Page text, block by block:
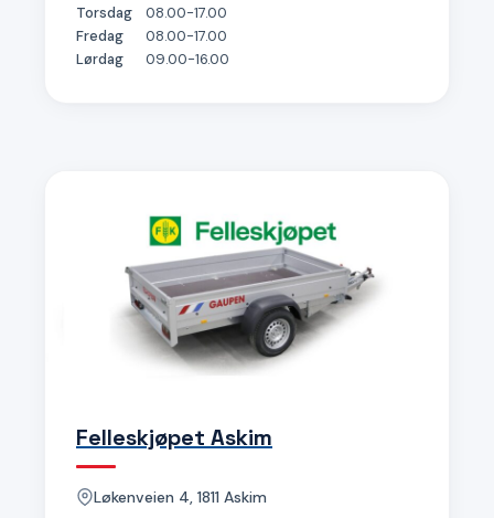
Torsdag
08.00-17.00
Fredag
08.00-17.00
Lørdag
09.00-16.00
Felleskjøpet Askim
Løkenveien 4, 1811 Askim